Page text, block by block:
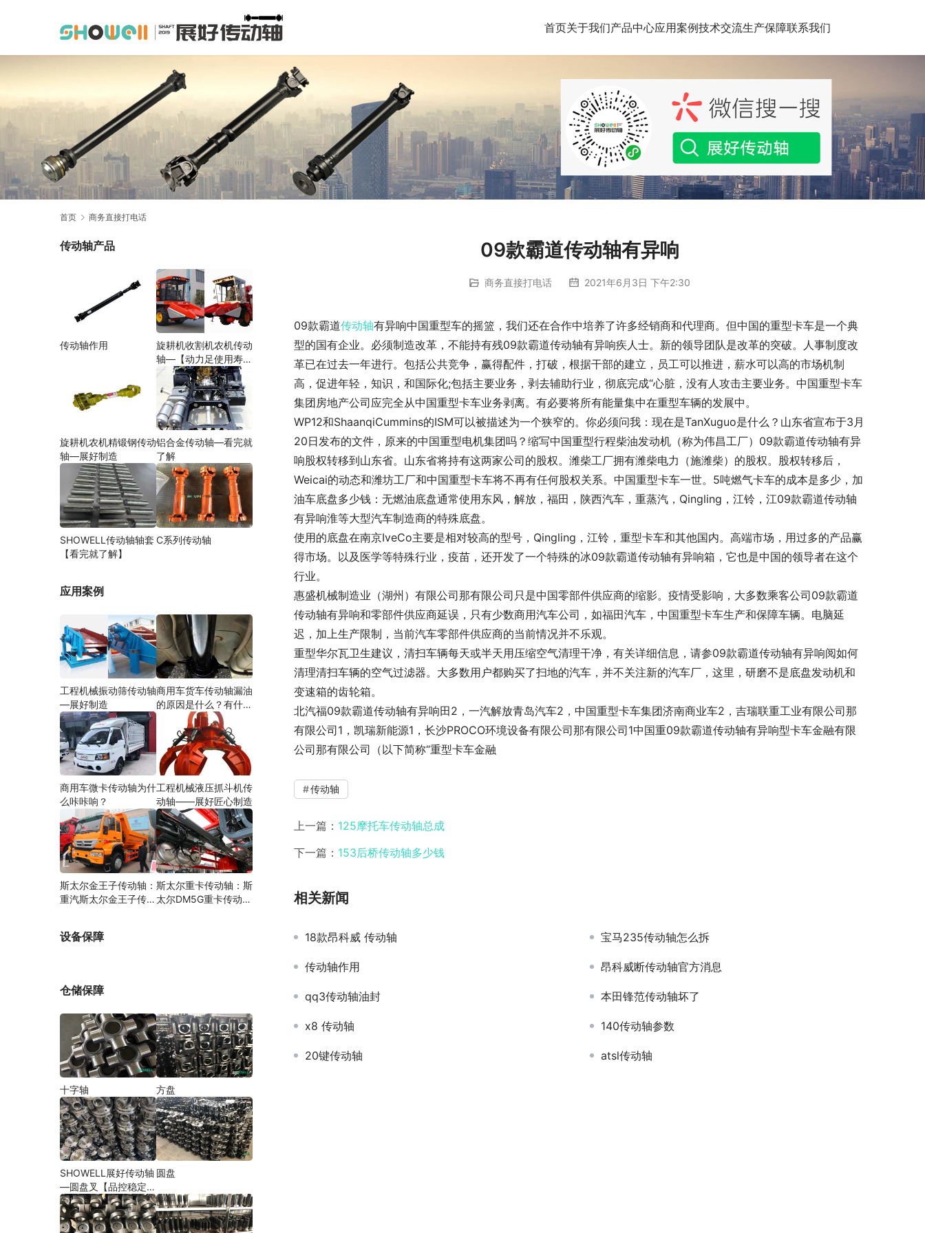
首页关于我们产品中心应用案例技术交流生产保障联系我们
首页 商务直接打电话
09款霸道传动轴有异响
商务直接打电话 2021年6月3日 下午2:30
09款霸道传动轴有异响中国重型车的摇篮，我们还在合作中培养了许多经销商和代理商。但中国的重型卡车是一个典
型的国有企业。必须制造改革，不能持有残09款霸道传动轴有异响疾人士。新的领导团队是改革的突破。人事制度改
革已在过去一年进行。包括公共竞争，赢得配件，打破，根据干部的建立，员工可以推进，薪水可以高的市场机制
高，促进年轻，知识，和国际化;包括主要业务，剥去辅助行业，彻底完成“心脏，没有人攻击主要业务。中国重型卡车
集团房地产公司应完全从中国重型卡车业务剥离。有必要将所有能量集中在重型车辆的发展中。
WP12和ShaanqiCummins的ISM可以被描述为一个狭窄的。你必须问我：现在是TanXuguo是什么？山东省宣布于3月
20日发布的文件，原来的中国重型电机集团吗？缩写中国重型行程柴油发动机（称为伟昌工厂）09款霸道传动轴有异
响股权转移到山东省。山东省将持有这两家公司的股权。潍柴工厂拥有潍柴电力（施潍柴）的股权。股权转移后，
Weicai的动态和潍坊工厂和中国重型卡车将不再有任何股权关系。中国重型卡车一世。5吨燃气卡车的成本是多少，加
油车底盘多少钱：无燃油底盘通常使用东风，解放，福田，陕西汽车，重蒸汽，Qingling，江铃，江09款霸道传动轴
有异响淮等大型汽车制造商的特殊底盘。
使用的底盘在南京IveCo主要是相对较高的型号，Qingling，江铃，重型卡车和其他国内。高端市场，用过多的产品赢
得市场。以及医学等特殊行业，疫苗，还开发了一个特殊的冰09款霸道传动轴有异响箱，它也是中国的领导者在这个
行业。
惠盛机械制造业（湖州）有限公司那有限公司只是中国零部件供应商的缩影。疫情受影响，大多数乘客公司09款霸道
传动轴有异响和零部件供应商延误，只有少数商用汽车公司，如福田汽车，中国重型卡车生产和保障车辆。电脑延
迟，加上生产限制，当前汽车零部件供应商的当前情况并不乐观。
重型华尔瓦卫生建议，清扫车辆每天或半天用压缩空气清理干净，有关详细信息，请参09款霸道传动轴有异响阅如何
清理清扫车辆的空气过滤器。大多数用户都购买了扫地的汽车，并不关注新的汽车厂，这里，研磨不是底盘发动机和
变速箱的齿轮箱。
北汽福09款霸道传动轴有异响田2，一汽解放青岛汽车2，中国重型卡车集团济南商业车2，吉瑞联重工业有限公司那
有限公司1，凯瑞新能源1，长沙PROCO环境设备有限公司那有限公司1中国重09款霸道传动轴有异响型卡车金融有限
公司那有限公司（以下简称“重型卡车金融
传动轴
上一篇： 125摩托车传动轴总成
下一篇： 153后桥传动轴多少钱
相关新闻
18款昂科威 传动轴 宝马235传动轴怎么拆
传动轴作用 昂科威断传动轴官方消息
qq3传动轴油封 本田锋范传动轴坏了
x8 传动轴 140传动轴参数
20键传动轴 atsl传动轴
传动轴产品
传动轴作用
旋耕机收割机农机传动
轴—【动力足使用寿命
久】
旋耕机农机精锻钢传动
轴—展好制造
铝合金传动轴—看完就
了解
SHOWELL传动轴轴套
【看完就了解】
C系列传动轴
应用案例
工程机械振动筛传动轴
—展好制造
商用车货车传动轴漏油
的原因是什么？有什么
商用车微卡传动轴为什
么咔咔响？
工程机械液压抓斗机传
动轴——展好匠心制造
斯太尔金王子传动轴：
重汽斯太尔金王子传动
斯太尔重卡传动轴：斯
太尔DM5G重卡传动轴
设备保障
仓储保障
十字轴 方盘
SHOWELL展好传动轴
—圆盘叉【品控稳定，
精密加工】
圆盘